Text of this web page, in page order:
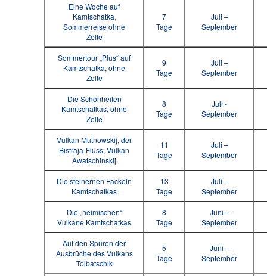
Eine Woche auf
Kamtschatka,
Sommerreise ohne
Zelte
7
Tage
Juli –
September
Sommertour „Plus“ auf
Kamtschatka, ohne
Zelte
9
Tage
Juli –
September
Die Schönheiten
Kamtschatkas, ohne
Zelte
8
Tage
Juli -
September
Vulkan Mutnowskij, der
Bistraja-Fluss, Vulkan
Awatschinskij
11
Tage
Juli –
September
Die steinernen Fackeln
Kamtschatkas
13
Tage
Juli –
September
Die „heimischen“
Vulkane Kamtschatkas
8
Tage
Juni –
September
Auf den Spuren der
Ausbrüche des Vulkans
Tolbatschik
5
Tage
Juni –
September